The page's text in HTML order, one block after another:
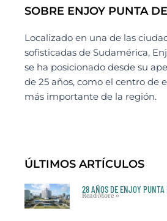
SOBRE ENJOY PUNTA
Localizado en una de las
sofisticadas de Sudamérica,
se ha posicionado desde su
de 25 años, como el centro de
más importante de la región.
ÚLTIMOS ARTÍCULOS
28 AÑOS DE ENJOY PUNTA
Read More »